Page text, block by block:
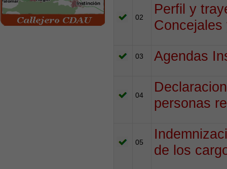
02
Perfil y
03 Agendas
04
personas
05
de los